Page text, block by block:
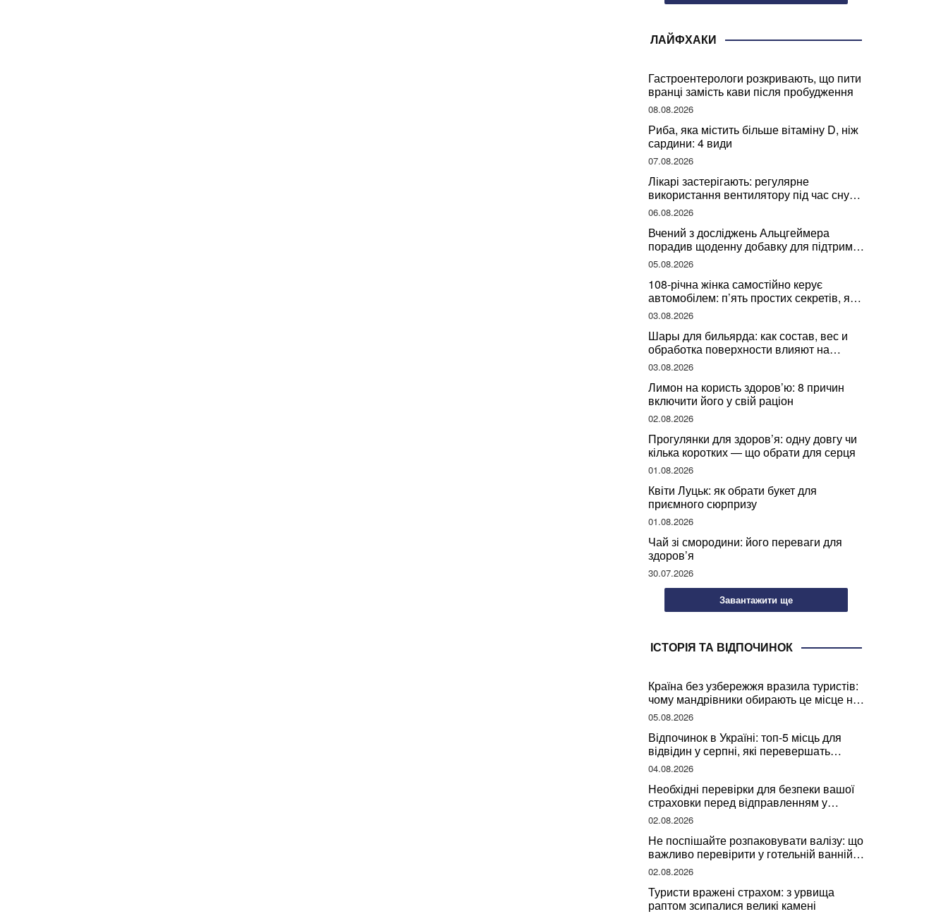
ЛАЙФХАКИ
Гастроентерологи розкривають, що пити
вранці замість кави після пробудження
08.08.2026
Риба, яка містить більше вітаміну D, ніж
сардини: 4 види
07.08.2026
Лікарі застерігають: регулярне
використання вентилятору під час сну
може негативно вплинути на ваше
здоров’я
06.08.2026
Вчений з досліджень Альцгеймера
порадив щоденну добавку для підтримки
мозкової діяльності
05.08.2026
108-річна жінка самостійно керує
автомобілем: п’ять простих секретів, які
допомогли їй дожити до століття
03.08.2026
Шары для бильярда: как состав, вес и
обработка поверхности влияют на
динамику игры
03.08.2026
Лимон на користь здоров’ю: 8 причин
включити його у свій раціон
02.08.2026
Прогулянки для здоров’я: одну довгу чи
кілька коротких — що обрати для серця
01.08.2026
Квіти Луцьк: як обрати букет для
приємного сюрпризу
01.08.2026
Чай зі смородини: його переваги для
здоров’я
30.07.2026
Завантажити ще
ІСТОРІЯ ТА ВІДПОЧИНОК
Країна без узбережжя вразила туристів:
чому мандрівники обирають це місце на
відпочинок
05.08.2026
Відпочинок в Україні: топ-5 місць для
відвідин у серпні, які перевершать
закордонні враження
04.08.2026
Необхідні перевірки для безпеки вашої
страховки перед відправленням у
подорож
02.08.2026
Не поспішайте розпаковувати валізу: що
важливо перевірити у готельній ванній
за словами досвідченої мандрівниці
02.08.2026
Туристи вражені страхом: з урвища
раптом зсипалися великі камені